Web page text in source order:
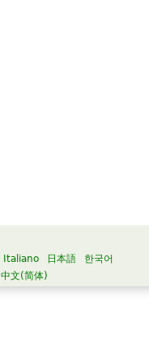
Italiano 日本語
한국어
中文(简体)